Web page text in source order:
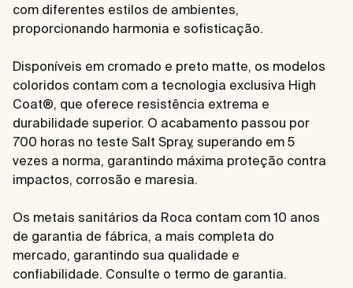
com diferentes estilos de ambientes,
proporcionando harmonia e sofisticação.
Disponíveis em cromado e preto matte, os modelos
coloridos contam com a tecnologia exclusiva High
Coat®, que oferece resistência extrema e
durabilidade superior. O acabamento passou por
700 horas no teste Salt Spray, superando em 5
vezes a norma, garantindo máxima proteção contra
impactos, corrosão e maresia.
Os metais sanitários da Roca contam com 10 anos
de garantia de fábrica, a mais completa do
mercado, garantindo sua qualidade e
confiabilidade. Consulte o termo de garantia.